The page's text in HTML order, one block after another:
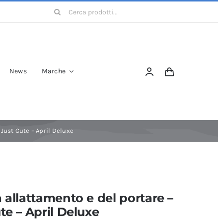
Cerca
News Marche
Cute – April Deluxe
allattamento e del portare –
– April Deluxe